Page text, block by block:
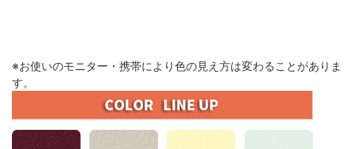
※お使いのモニター・携帯により色の見え方は変わることがありま
す。